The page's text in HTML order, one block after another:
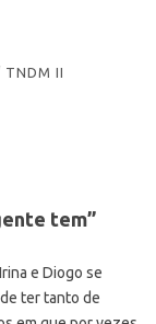
II
tem”
e Diogo se
ter tanto de